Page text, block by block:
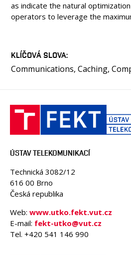
as indicate the natural
operators to leverage the
KLÍČOVÁ SLOVA
Communications, Caching,
ÚSTAV TELEKOMUNIKACÍ
Technická 3082/12
616 00 Brno
Česká republika
Web: www.utko.fekt.vut.cz
E-mail: fekt-utko@vut.cz
Tel. +420 541 146 990